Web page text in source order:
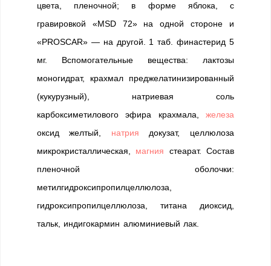
цвета, пленочной; в форме яблока, с
гравировкой «MSD 72» на одной стороне и
«PROSCAR» — на другой. 1 таб. финастерид 5
мг. Вспомогательные вещества: лактозы
моногидрат, крахмал преджелатинизированный
(кукурузный), натриевая соль
карбоксиметилового эфира крахмала, железа
оксид желтый, натрия докузат, целлюлоза
микрокристаллическая, магния стеарат. Состав
пленочной оболочки:
метилгидроксипропилцеллюлоза,
гидроксипропилцеллюлоза, титана диоксид,
тальк, индигокармин алюминиевый лак.